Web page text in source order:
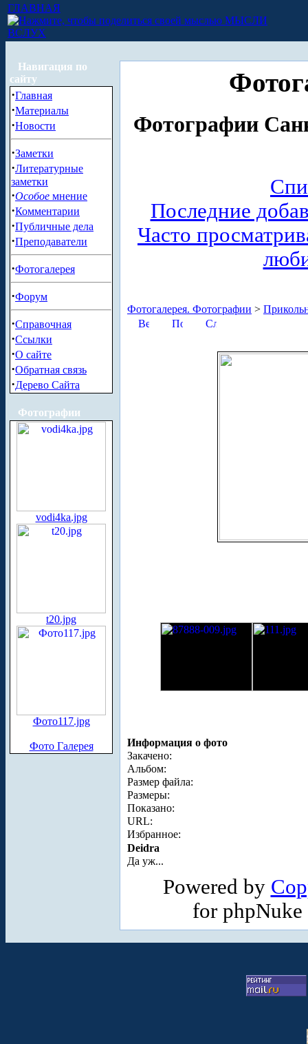
ГЛАВНАЯ
МЫСЛИ
ВСЛУХ
Навигация по
сайту
·Главная
·Материалы
·Новости
·Заметки
·Литературные
заметки
·Особое мнение
·Комментарии
·Публичные дела
·Преподаватели
·Фотогалерея
·Форум
·Справочная
·Ссылки
·О сайте
·Обратная связь
·Дерево Сайта
Фотографии
vodi4ka.jpg
t20.jpg
Фото117.jpg
Фото Галерея
Фотографии
Последние
Часто
Фотогалерея. Фотографии >
Информация о фото
Закачено:
Альбом:
Размер файла:
Размеры:
Показано:
URL:
Избранное:
Deidra
Да уж...
Powered by
for